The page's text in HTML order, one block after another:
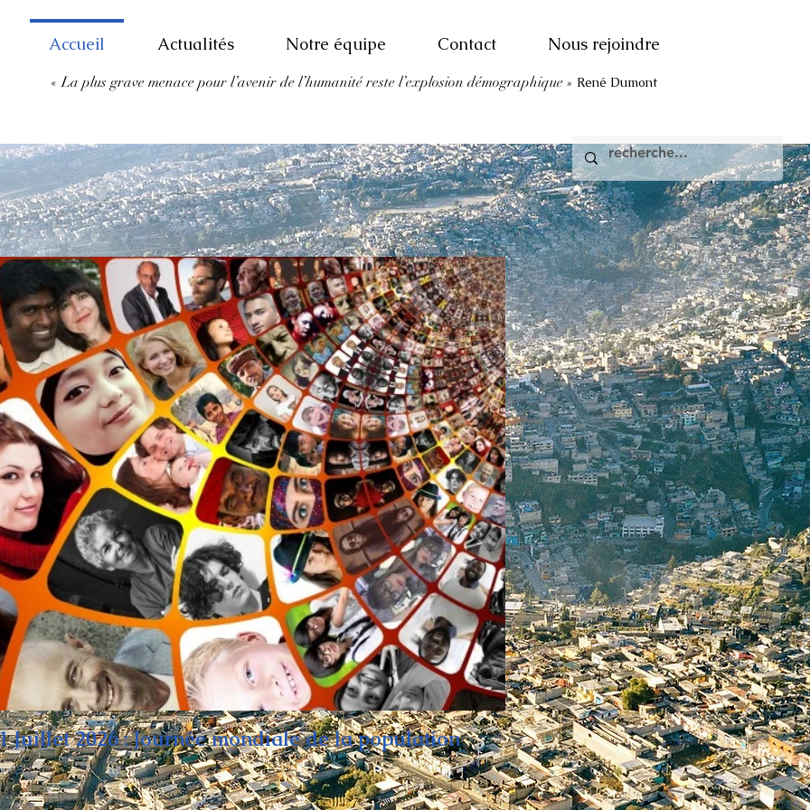
Accueil Actualités Notre équipe Contact Nous rejoindre
« La plus grave menace pour l’avenir de l’humanité reste l’explosion démographique » René Dumont
Juillet 2026 : Journée mondiale de la population